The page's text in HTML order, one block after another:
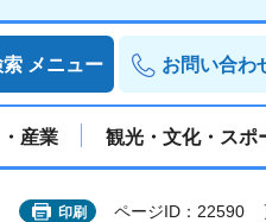
索 メニュー お問い合わ
産業 観光・文化・スポ
印刷 ページID：22590